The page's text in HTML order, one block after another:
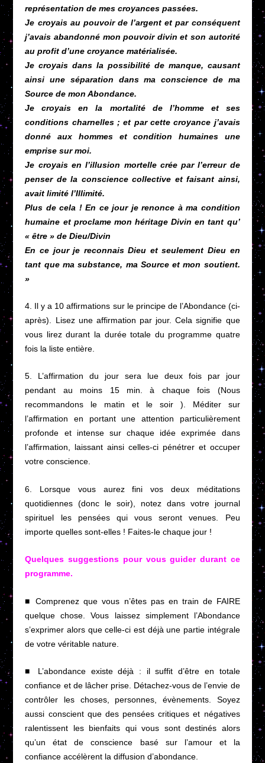
représentation de mes croyances passées.
Je croyais au pouvoir de l’argent et par conséquent
j’avais abandonné mon pouvoir divin et son autorité
au profit d’une croyance matérialisée.
Je croyais dans la possibilité de manque, causant
ainsi une séparation dans ma conscience de ma
Source de mon Abondance.
Je croyais en la mortalité de l’homme et ses
conditions charnelles ; et par cette croyance j’avais
donné aux hommes et condition humaines une
emprise sur moi.
Je croyais en l’illusion mortelle crée par l’erreur de
penser de la conscience collective et faisant ainsi,
avait limité l’Illimité.
Plus de cela ! En ce jour je renonce à ma condition
humaine et proclame mon héritage Divin en tant qu’
« être » de Dieu/Divin
En ce jour je reconnais Dieu et seulement Dieu en
tant que ma substance, ma Source et mon soutient.
»
4. Il y a 10 affirmations sur le principe de l’Abondance (ci-
après). Lisez une affirmation par jour. Cela signifie que
vous lirez durant la durée totale du programme quatre
fois la liste entière.
5. L’affirmation du jour sera lue deux fois par jour
pendant au moins 15 min. à chaque fois (Nous
recommandons le matin et le soir ). Méditer sur
l’affirmation en portant une attention particulièrement
profonde et intense sur chaque idée exprimée dans
l’affirmation, laissant ainsi celles-ci pénétrer et occuper
votre conscience.
6. Lorsque vous aurez fini vos deux méditations
quotidiennes (donc le soir), notez dans votre journal
spirituel les pensées qui vous seront venues. Peu
importe quelles sont-elles ! Faites-le chaque jour !
Quelques suggestions pour vous guider durant ce
programme.
■ Comprenez que vous n’êtes pas en train de FAIRE
quelque chose. Vous laissez simplement l’Abondance
s’exprimer alors que celle-ci est déjà une partie intégrale
de votre véritable nature.
■ L’abondance existe déjà : il suffit d’être en totale
confiance et de lâcher prise. Détachez-vous de l’envie de
contrôler les choses, personnes, évènements. Soyez
aussi conscient que des pensées critiques et négatives
ralentissent les bienfaits qui vous sont destinés alors
qu’un état de conscience basé sur l’amour et la
confiance accélèrent la diffusion d’abondance.